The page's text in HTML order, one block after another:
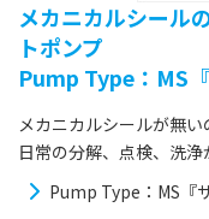
メカニカルシール
トポンプ
Pump Type：MS『
メカニカルシールが無い
日常の分解、点検、洗浄
Pump Type：MS『